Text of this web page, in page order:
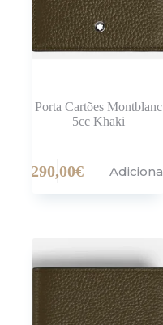
Porta Cartões Montblanc
5cc Khaki
290,00€ Adicionar